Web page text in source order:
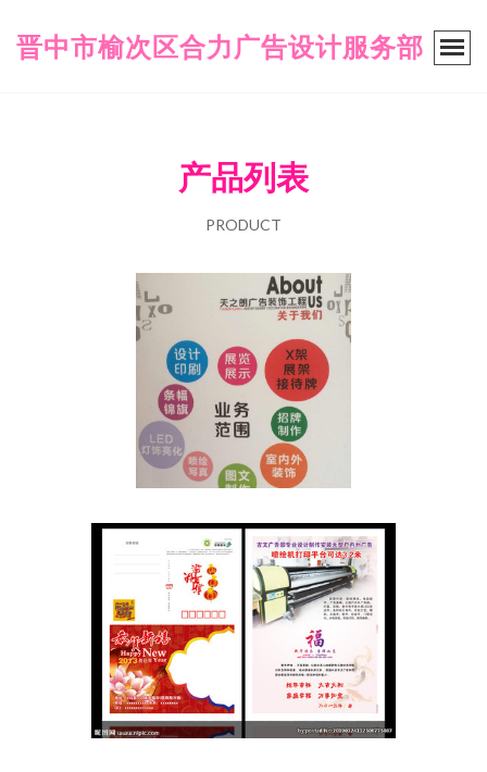
晋中市榆次区合力广告设计服务部
产品列表
PRODUCT